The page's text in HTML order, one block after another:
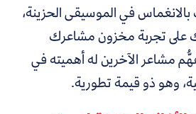
في الموسيقى الحزينة،
على تجربة مخزون مشاعرك
مشاعر الآخرين له أهميته في
وهو ذو قيمة تطورية.